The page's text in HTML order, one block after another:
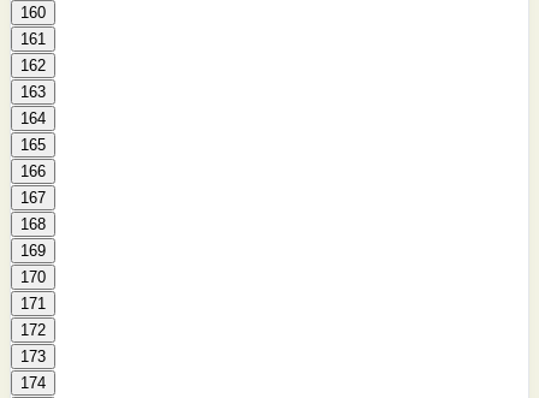
160
161
162
163
164
165
166
167
168
169
170
171
172
173
174